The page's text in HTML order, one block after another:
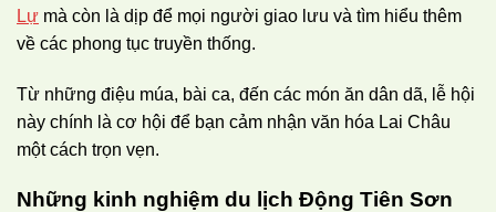
Lự mà còn là dịp để mọi người giao lưu và tìm hiểu thêm
về các phong tục truyền thống.
Từ những điệu múa, bài ca, đến các món ăn dân dã, lễ hội
này chính là cơ hội để bạn cảm nhận văn hóa Lai Châu
một cách trọn vẹn.
Những kinh nghiệm du lịch Động Tiên Sơn